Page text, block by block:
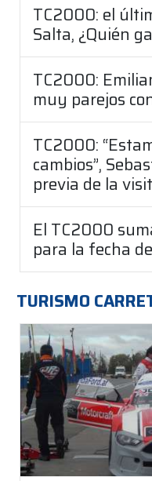
TC2000: el
Salta, ¿Quién
TC2000:
muy parejos
TC2000:
cambios”,
previa de la
El TC2000
para la fecha
TURISMO